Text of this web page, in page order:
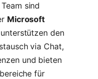
sind
Microsoft
den
via Chat,
und bieten
für